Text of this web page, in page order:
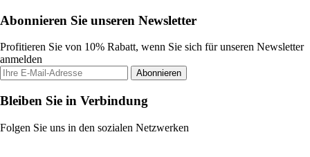
Abonnieren Sie unseren Newsletter
Profitieren Sie von 10% Rabatt, wenn Sie sich für unseren Newsletter
anmelden
Abonnieren
Bleiben Sie in Verbindung
Folgen Sie uns in den sozialen Netzwerken